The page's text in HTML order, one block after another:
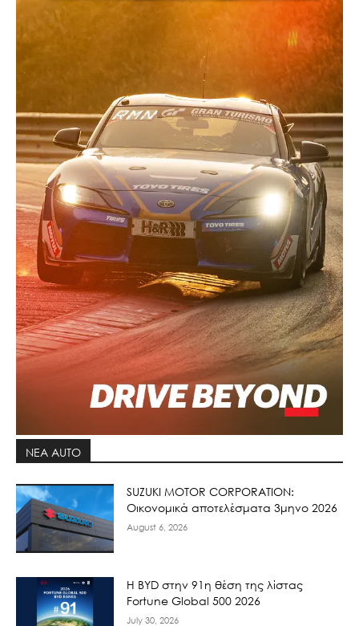
ΝΕΑ AUTO
SUZUKI MOTOR CORPORATION:
Οικονομικά αποτελέσματα 3μηνο 2026
August 6, 2026
Η BYD στην 91η θέση της λίστας
Fortune Global 500 2026
July 30, 2026